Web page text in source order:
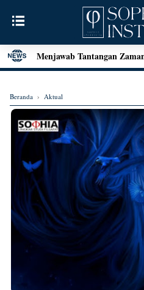
Menjawab Tantangan
dan Dialog Sains dalam
Mengenal Teori Etika
Momen Terakhir Plato
Locke dan Pertanyaan
Augustine on Happiness
Seni Menarik Kesimpulan
Menjelajahi Hakikat Etika:
hingga Kant
Good Is Good: Menyingkap
George Edward Moore
Kebebasan Sebagai
Filsafat Eksistensial Mulla
Beranda › Aktual